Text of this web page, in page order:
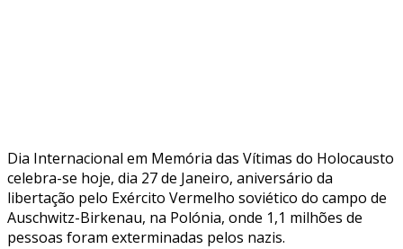
Dia Internacional em Memória das Vítimas do Holocausto
celebra-se hoje, dia 27 de Janeiro, aniversário da
libertação pelo Exército Vermelho soviético do campo de
Auschwitz-Birkenau, na Polónia, onde 1,1 milhões de
pessoas foram exterminadas pelos nazis.